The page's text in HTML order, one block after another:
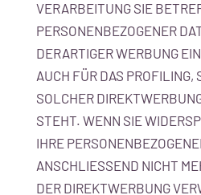
VERARBEITUNG SIE
PERSONENBEZOGENER
DERARTIGER WERBUNG
AUCH FÜR DAS PROFILING,
SOLCHER
STEHT. WENN SIE
IHRE
ANSCHLIESSEND NICHT
DER DIREKTWERBUNG